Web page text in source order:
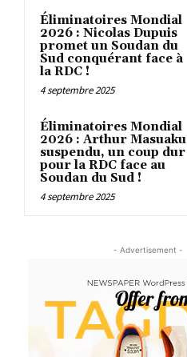
Éliminatoires Mondial
2026 : Nicolas Dupuis
promet un Soudan du
Sud conquérant face à
la RDC !
4 septembre 2025
Éliminatoires Mondial
2026 : Arthur Masuaku
suspendu, un coup dur
pour la RDC face au
Soudan du Sud !
4 septembre 2025
- Advertisement -